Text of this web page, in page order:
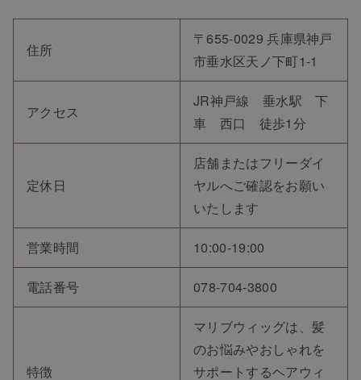
住所
〒655-0029 兵庫県神戸
市垂水区天ノ下町1-1
アクセス
JR神戸線 垂水駅 下
車 西口 徒歩1分
定休日
店舗またはフリーダイ
ヤルへご確認をお願い
いたします
営業時間 10:00-19:00
電話番号 078-704-3800
特徴
マリブウィッグは、髪
のお悩みやおしゃれを
サポートするヘアウィ